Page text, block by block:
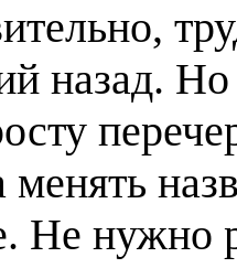
назад.
менять
Не нужно